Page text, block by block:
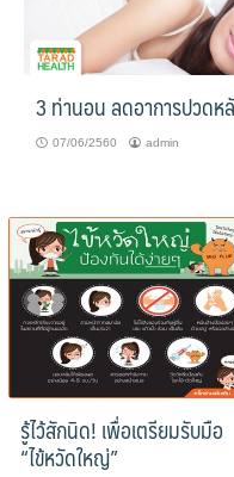
3 ท่านอน ลดอาการปวดห
07/06/2560 admin
รู้ไว้สักนิด! เพื่อเตรียมรับมือ
“ไข้หวัดใหญ่”